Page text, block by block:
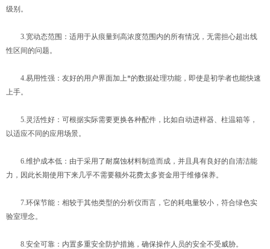
级别。
3.宽动态范围：适用于从痕量到高浓度范围内的所有情况，无需担心超出线
性区间的问题。
4.易用性强：友好的用户界面加上*的数据处理功能，即使是初学者也能快速
上手。
5.灵活性好：可根据实际需要更换各种配件，比如自动进样器、柱温箱等，
以适应不同的应用场景。
6.维护成本低：由于采用了耐腐蚀材料制造而成，并且具有良好的自清洁能
力，因此长期使用下来几乎不需要额外花费太多资金用于维修保养。
7.环保节能：相较于其他类型的分析仪而言，它的耗电量较小，符合绿色实
验室理念。
8.安全可靠：内置多重安全防护措施，确保操作人员的安全不受威胁。